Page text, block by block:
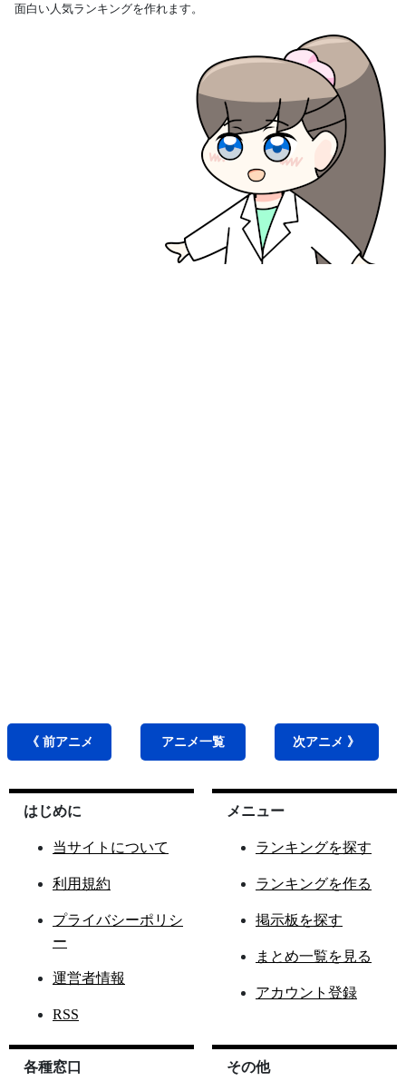
面白い人気ランキングを作れます。
《 前アニメ アニメ一覧 次アニメ 》
はじめに
当サイトについて
利用規約
プライバシーポリシ
ー
運営者情報
RSS
メニュー
ランキングを探す
ランキングを作る
掲示板を探す
まとめ一覧を見る
アカウント登録
各種窓口 その他